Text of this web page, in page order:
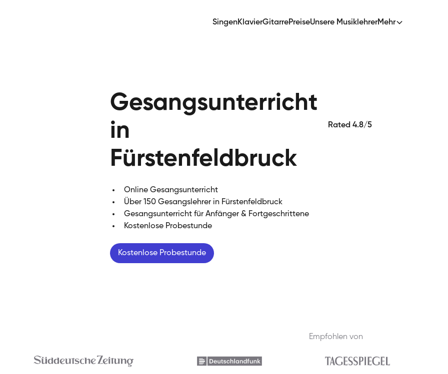
SingenKlavierGitarrePreiseUnsere MusiklehrerMehr
Gesangsunterricht
in
Fürstenfeldbruck
Online Gesangsunterricht
Über 150 Gesangslehrer in Fürstenfeldbruck
Gesangsunterricht für Anfänger & Fortgeschrittene
Kostenlose Probestunde
Kostenlose Probestunde
Rated 4.8/5
Empfohlen von